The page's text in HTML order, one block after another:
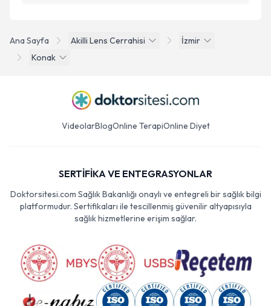
Ana Sayfa Akilli Lens Cerrahisi
İzmir
Konak
VideolarBlogOnline TerapiOnline Diyet
SERTİFİKA VE ENTEGRASYONLAR
Doktorsitesi.com Sağlık Bakanlığı onaylı ve entegreli bir sağlık bilgi
platformudur. Sertifikaları ile tescillenmiş güvenilir altyapısıyla
sağlık hizmetlerine erişim sağlar.